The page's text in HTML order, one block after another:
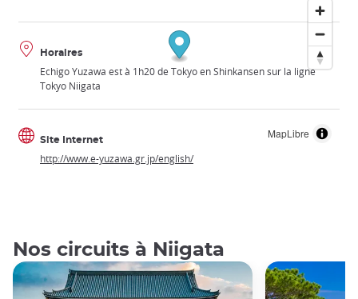
MapLibre
Horaires
Echigo Yuzawa est à 1h20 de Tokyo en Shinkansen sur la ligne
Tokyo Niigata
Site Internet
http://www.e-yuzawa.gr.jp/english/
Nos circuits à Niigata